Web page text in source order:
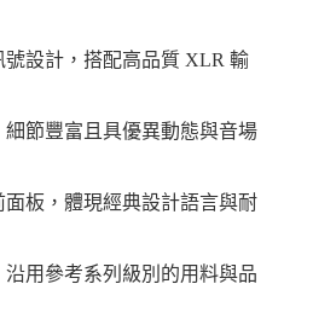
設計，搭配高品質 XLR 輸
節豐富且具優異動態與音場
板，體現經典設計語言與耐
用參考系列級別的用料與品